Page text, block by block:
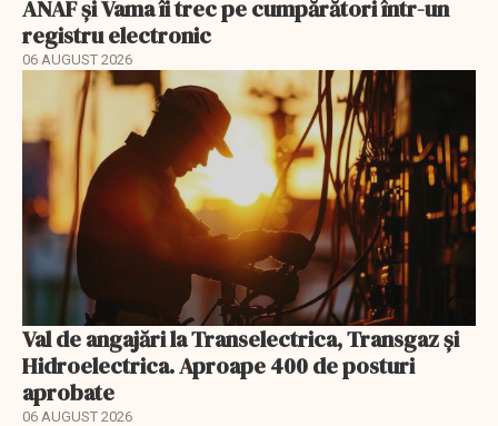
ANAF și Vama îi trec pe cumpărători într-un
registru electronic
06 AUGUST 2026
Val de angajări la Transelectrica, Transgaz și
Hidroelectrica. Aproape 400 de posturi
aprobate
06 AUGUST 2026